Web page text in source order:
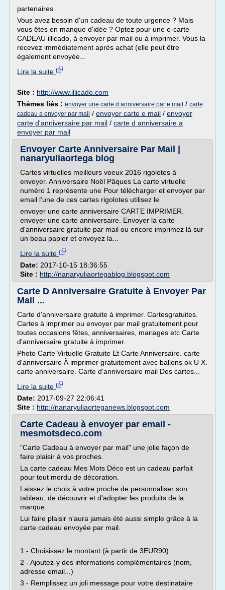
partenaires
Vous avez besoin d'un cadeau de toute urgence ? Mais
vous êtes en manque d'idée ? Optez pour une e-carte
CADEAU illicado, à envoyer par mail ou à imprimer. Vous la
recevez immédiatement après achat (elle peut être
également envoyée...
Lire la suite
Site : http://www.illicado.com
Thèmes liés : envoyer une carte d anniversaire par e mail / carte
cadeau a envoyer par mail / envoyer carte e mail / envoyer
carte d'anniversaire par mail / carte d anniversaire a
envoyer par mail
Envoyer Carte Anniversaire Par Mail |
nanaryuliaortega blog
Cartes virtuelles meilleurs voeux 2016 rigolotes à
envoyer. Anniversaire Noël Pâques La carte virtuelle
numéro 1 représente une Pour télécharger et envoyer par
email l'une de ces cartes rigolotes utilisez le
envoyer une carte anniversaire CARTE IMPRIMER.
envoyer une carte anniversaire. Envoyer la carte
d'anniversaire gratuite par mail ou encore imprimez là sur
un beau papier et envoyez la...
Lire la suite
Date: 2017-10-15 18:36:55
Site : http://nanaryuliaortegablog.blogspot.com
Carte D Anniversaire Gratuite à Envoyer Par
Mail ...
Carte d'anniversaire gratuite à imprimer. Cartesgratuites.
Cartes à imprimer ou envoyer par mail gratuitement pour
toutes occasions fêtes, anniversaires, mariages etc Carte
d'anniversaire gratuite à imprimer.
Photo Carte Virtuelle Gratuite Et Carte Anniversaire. carte
d'anniversaire Ã imprimer gratuitement avec ballons ok U X.
carte anniversaire. Carte d'anniversaire mail Des cartes...
Lire la suite
Date: 2017-09-27 22:06:41
Site : http://nanaryuliaorteganews.blogspot.com
Carte Cadeau à envoyer par email -
mesmotsdeco.com
"Carte Cadeau à envoyer par mail" une jolie façon de
faire plaisir à vos proches.
La carte cadeau Mes Mots Déco est un cadeau parfait
pour tout mordu de décoration.
Laissez le choix à votre proche de personnaliser son
tableau, de découvrir et d'adopter les produits de la
marque.
Lui faire plaisir n'aura jamais été aussi simple grâce à la
carte cadeau envoyée par mail.
1 - Choisissez le montant (à partir de 3EUR90)
2 - Ajoutez-y des informations complémentaires (nom,
adresse email...)
3 - Remplissez un joli message pour votre destinataire